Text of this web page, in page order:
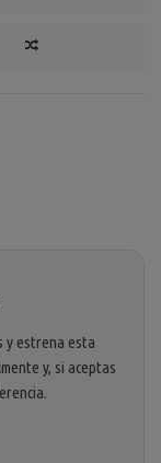
y estrena esta
y, si aceptas